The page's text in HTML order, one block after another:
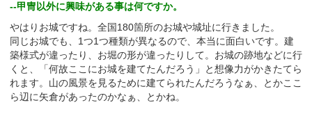
--甲冑以外に興味がある事は何ですか。
やはりお城ですね。全国180箇所のお城や城址に行きました。
同じお城でも、1つ1つ種類が異なるので、本当に面白いです。建
築様式が違ったり、お堀の形が違ったりして。お城の跡地などに行
くと、「何故ここにお城を建てたんだろう」と想像力がかきたてら
れます。山の風景を見るために建てられたんだろうなぁ、とかここ
ら辺に矢倉があったのかなぁ、とかね。